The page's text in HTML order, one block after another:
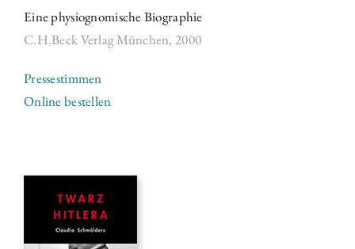
Eine physiognomische Biographie
C.H.Beck Verlag München, 2000
Pressestimmen
Online bestellen